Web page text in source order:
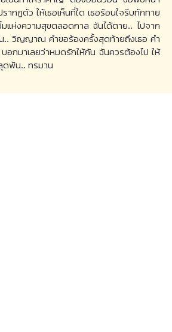
ากฏตัว ให้เธอเห็นที่ใด เธอร้อนใจรีบทักทาย
แห่งความสุขตลอดกาล ฉันได้ตาย.. ไปจาก
น.. วิญญาณ คำขอร้องครั้งสุดท้ายถึงเธอ คำ
อกมาเลยว่าหมดรักให้กัน ฉันควรต้องไป ให้
พ้น.. ทรมาน